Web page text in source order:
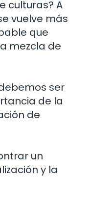
culturas? A
vuelve más
que
mezcla de
ser
de la
de
un
y la